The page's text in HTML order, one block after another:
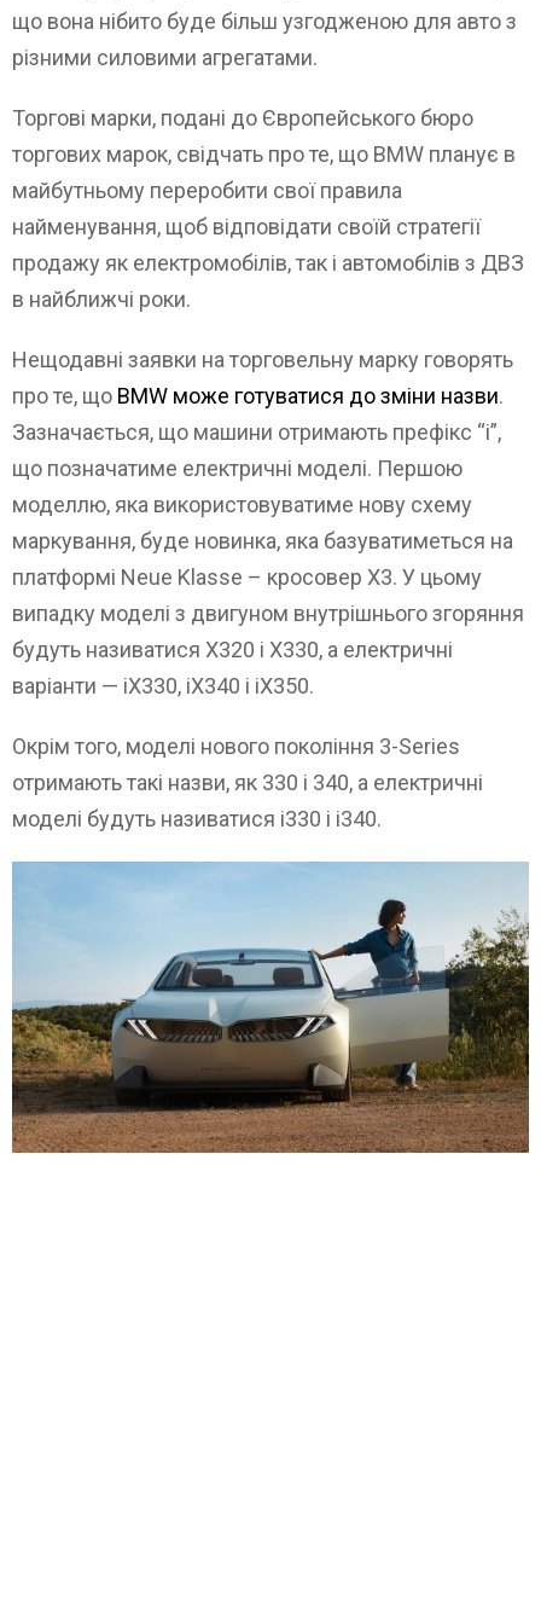
що вона нібито буде більш узгодженою для авто з
різними силовими агрегатами.
Торгові марки, подані до Європейського бюро
торгових марок, свідчать про те, що BMW планує в
майбутньому переробити свої правила
найменування, щоб відповідати своїй стратегії
продажу як електромобілів, так і автомобілів з ДВЗ
в найближчі роки.
Нещодавні заявки на торговельну марку говорять
про те, що BMW може готуватися до зміни назви.
Зазначається, що машини отримають префікс “i”,
що позначатиме електричні моделі. Першою
моделлю, яка використовуватиме нову схему
маркування, буде новинка, яка базуватиметься на
платформі Neue Klasse – кросовер X3. У цьому
випадку моделі з двигуном внутрішнього згоряння
будуть називатися X320 і X330, а електричні
варіанти — iX330, iX340 і iX350.
Окрім того, моделі нового покоління 3-Series
отримають такі назви, як 330 і 340, а електричні
моделі будуть називатися i330 і i340.